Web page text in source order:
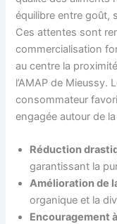
équilibre entre goût,
Ces attentes sont
commercialisation
au centre la
l’AMAP de Mieussy.
consommateur
engagée autour de
Réduction
garantissant la
Amélioration de
organique et la
Encouragement